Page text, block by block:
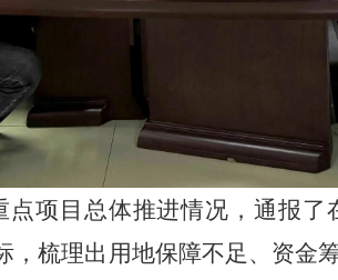
项目总体推进情况，通报
梳理出用地保障不足、资金